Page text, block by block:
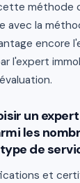
méthode
avec la
encore
l'expert
un
les
de
et